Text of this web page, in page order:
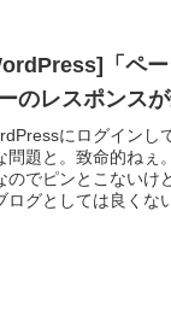
「ペ
のレスポンス
にログインし
問題と。致命的ねぇ
のでピンとこないけ
ログとしては良くな